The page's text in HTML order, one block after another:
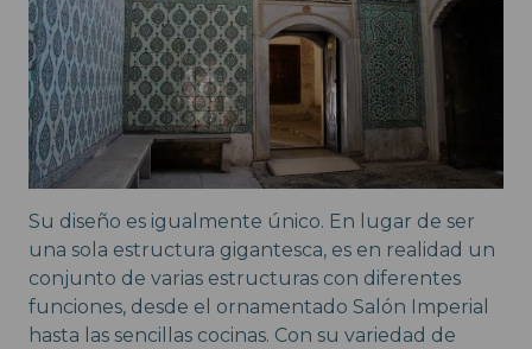
Su diseño es igualmente único. En lugar de ser
una sola estructura gigantesca, es en realidad un
conjunto de varias estructuras con diferentes
funciones, desde el ornamentado Salón Imperial
hasta las sencillas cocinas. Con su variedad de